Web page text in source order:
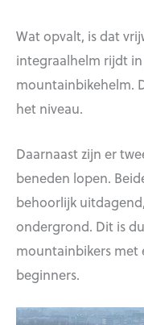
Wat opvalt, is dat
integraalhelm rijdt
mountainbikehelm.
het niveau.
Daarnaast zijn er
beneden lopen.
behoorlijk
ondergrond. Dit is
mountainbikers met
beginners.